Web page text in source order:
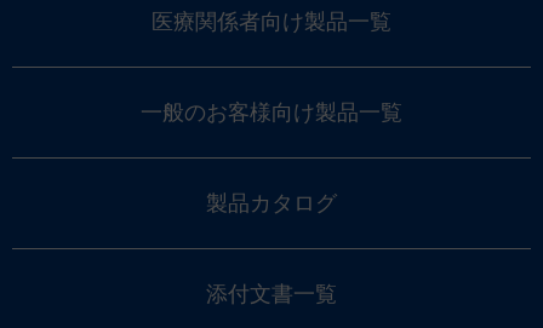
医療関係者向け製品一覧
一般のお客様向け製品一覧
製品カタログ
添付文書一覧